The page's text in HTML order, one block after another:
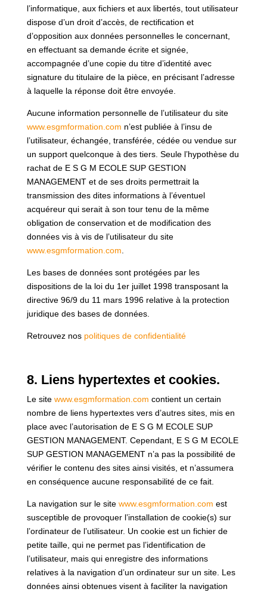
l’informatique, aux fichiers et aux libertés, tout utilisateur
dispose d’un droit d’accès, de rectification et
d’opposition aux données personnelles le concernant,
en effectuant sa demande écrite et signée,
accompagnée d’une copie du titre d’identité avec
signature du titulaire de la pièce, en précisant l’adresse
à laquelle la réponse doit être envoyée.
Aucune information personnelle de l’utilisateur du site
www.esgmformation.com n’est publiée à l’insu de
l’utilisateur, échangée, transférée, cédée ou vendue sur
un support quelconque à des tiers. Seule l’hypothèse du
rachat de E S G M ECOLE SUP GESTION
MANAGEMENT et de ses droits permettrait la
transmission des dites informations à l’éventuel
acquéreur qui serait à son tour tenu de la même
obligation de conservation et de modification des
données vis à vis de l’utilisateur du site
www.esgmformation.com
Les bases de données sont protégées par les
dispositions de la loi du 1er juillet 1998 transposant la
directive 96/9 du 11 mars 1996 relative à la protection
juridique des bases de données.
Retrouvez nos politiques de confidentialité
8. Liens hypertextes et cookies.
Le site www.esgmformation.com contient un certain
nombre de liens hypertextes vers d’autres sites, mis en
place avec l’autorisation de E S G M ECOLE SUP
GESTION MANAGEMENT. Cependant, E S G M ECOLE
SUP GESTION MANAGEMENT n’a pas la possibilité de
vérifier le contenu des sites ainsi visités, et n’assumera
en conséquence aucune responsabilité de ce fait.
La navigation sur le site www.esgmformation.com est
susceptible de provoquer l’installation de cookie(s) sur
l’ordinateur de l’utilisateur. Un cookie est un fichier de
petite taille, qui ne permet pas l’identification de
l’utilisateur, mais qui enregistre des informations
relatives à la navigation d’un ordinateur sur un site. Les
données ainsi obtenues visent à faciliter la navigation